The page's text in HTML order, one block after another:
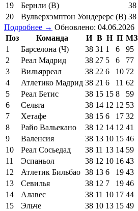
19
Бернли (В) 38
20
Вулверхэмптон Уондерерс (В) 38
Подробнее → Обновлено: 04.06.2026
Поз
Команда И В Н П МЗ
1
Барселона (Ч) 38 31 1 6 95
2
Реал Мадрид 38 27 5 6 77
3
Вильярреал 38 22 6 10 72
4
Атлетико Мадрид 38 21 6 11 62
5
Реал Бетис 38 15 15 8 59
6
Сельта 38 14 12 12 53
7
Хетафе 38 15 6 17 32
8
Райо Вальекано 38 12 14 12 41
9
Валенсия 38 13 10 15 46
10
Реал Сосьедад 38 11 13 14 59
11
Эспаньол 38 12 10 16 43
12
Атлетик Бильбао 38 13 6 19 43
13
Севилья 38 12 7 19 46
14
Алавес 38 11 10 17 44
15
Эльче 38 10 13 15 49